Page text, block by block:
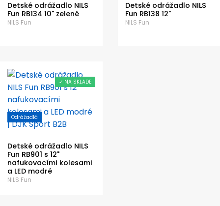
Detské odrážadlo NILS
Fun RB134 10" zelené
NILS Fun
Detské odrážadlo NILS
Fun RB138 12"
NILS Fun
Odrážadlá
✓ NA SKLADE
Detské odrážadlo NILS
Fun RB901 s 12"
nafukovacími kolesami
a LED modré
NILS Fun